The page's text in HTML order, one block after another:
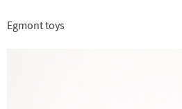
Egmont toys